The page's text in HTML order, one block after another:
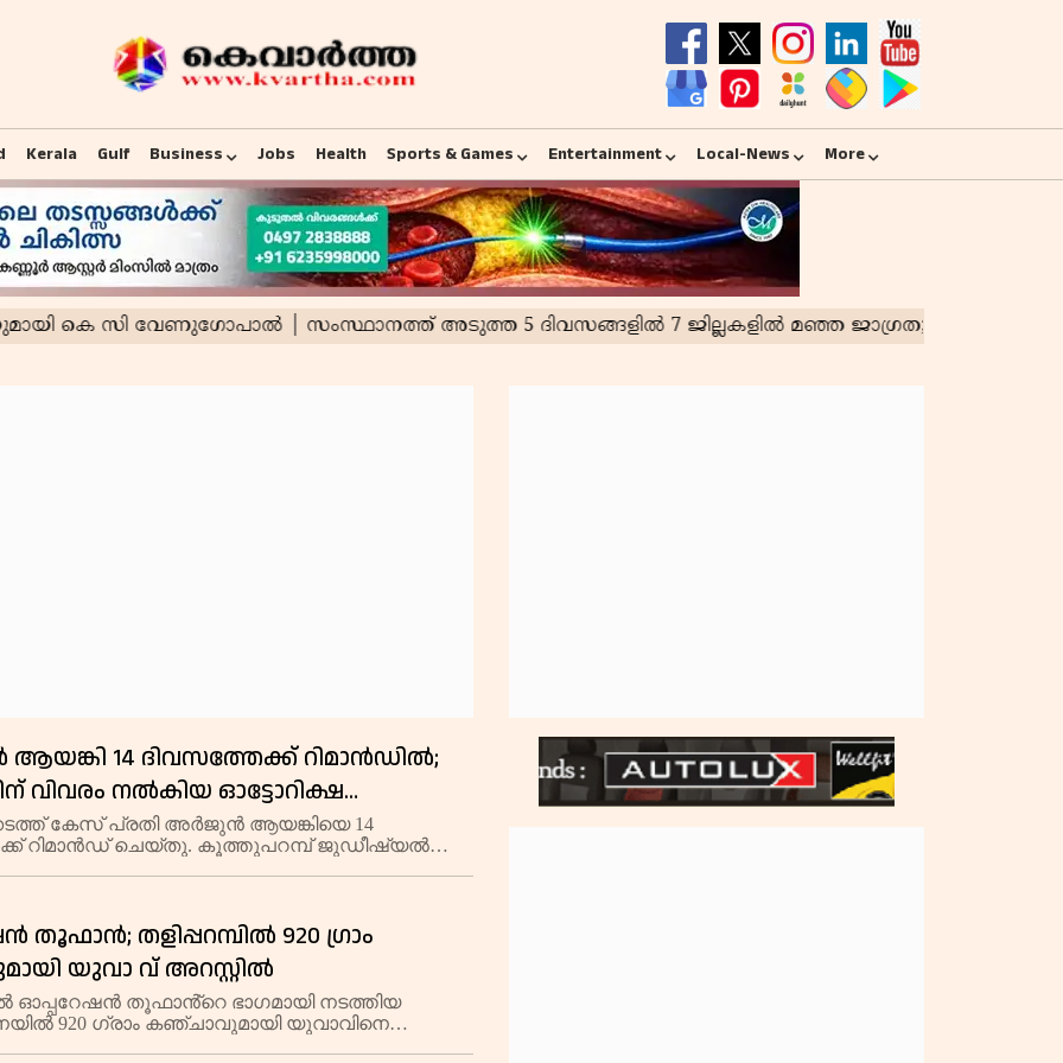
Kerala Gulf Business Jobs Health Sports & Games Entertainment Local-News More
14 ദിവസത്തേക്ക് റിമാൻഡിൽ;
വിവരം നൽകിയ ഓട്ടോറിക്ഷ
ഒരു ലക്ഷം രൂപ പാരിതോഷികം
കേസ് പ്രതി അർജുൻ ആയങ്കിയെ 14
റിമാൻഡ് ചെയ്തു. കൂത്തുപറമ്പ് ജുഡീഷ്യൽ
തൂഫാൻ; തളിപ്പറമ്പിൽ 920 ഗ്രാം
യുവാ വ് അറസ്റ്റിൽ
ഓപ്പറേഷന്‍ തൂഫാൻ്റെ ഭാഗമായി നടത്തിയ
920 ഗ്രാം കഞ്ചാവുമായി യുവാവിനെ